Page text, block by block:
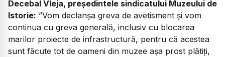
Decebal Vleja, președintele sindicatului Muzeului de
Istorie: ”Vom declanșa greva de avetisment și vom
continua cu greva generală, inclusiv cu blocarea
marilor proiecte de infrastructură, pentru că acestea
sunt făcute tot de oameni din muzee așa prost plătiți,